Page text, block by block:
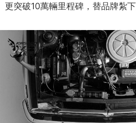
更突破10萬輛里程碑，替品牌紮下